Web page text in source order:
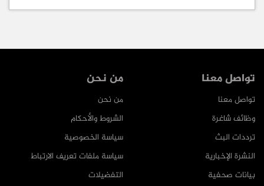
من نحن
من نحن
الشروط والأحكام
سياسة الخصوصية
سياسة ملفات تعريف الارتباط
التفضيلات
تواصل معنا
تواصل معنا
وظائف شاغرة
ترددات البث
النشرة الإخبارية
بيانات صحفية